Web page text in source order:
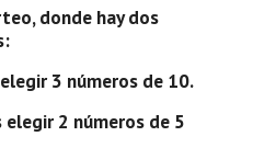
donde hay dos
3 números de 10.
elegir 2 números de 5